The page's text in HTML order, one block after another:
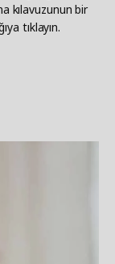
kılavuzunun bir
tıklayın.